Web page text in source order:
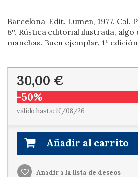
Barcelona, Edit. Lumen, 1977. Col.
8º. Rústica editorial ilustrada, algo
manchas. Buen ejemplar. 1ª
30,00 €
-50%
válido hasta: 10/08/26
Añadir al carrito
Añadir a la lista de deseos